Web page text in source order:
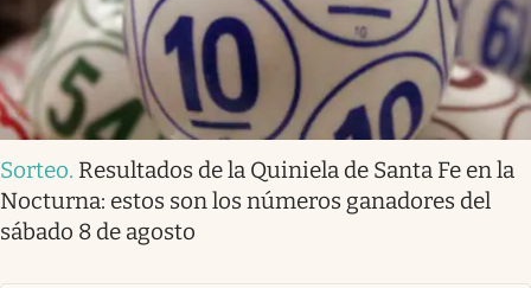
Sorteo. Resultados de la Quiniela de Santa Fe en la
Nocturna: estos son los números ganadores del
sábado 8 de agosto